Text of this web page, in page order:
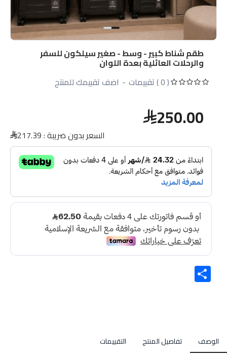
طقم شناط كبير - وسط - صغير سيلكون للسفر
والرحلات العائلية بعدة اللوان
( 0 ) تقييمات
- اضف تقييمك للمنتج
250.00
السعر بدون ضريبة :217.39
Share
الوصف تفاصيل المنتج التقييمات